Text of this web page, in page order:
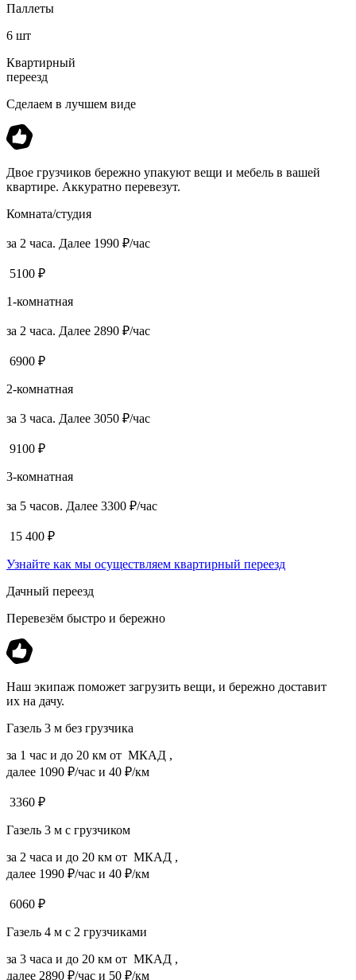
Паллеты
6 шт
Квартирный
переезд
Сделаем в лучшем виде
Двое грузчиков бережно упакуют вещи и мебель в вашей
квартире. Аккуратно перевезут.
Комната/студия
за 2 часа. Далее 1990 ₽/час
5100 ₽
1-комнатная
за 2 часа. Далее 2890 ₽/час
6900 ₽
2-комнатная
за 3 часа. Далее 3050 ₽/час
9100 ₽
3-комнатная
за 5 часов. Далее 3300 ₽/час
15 400 ₽
Узнайте как мы осуществляем квартирный переезд
Дачный переезд
Перевезём быстро и бережно
Наш экипаж поможет загрузить вещи, и бережно доставит
их на дачу.
Газель 3 м без грузчика
за 1 час и до 20 км от МКАД ,
далее 1090 ₽/час и 40 ₽/км
3360 ₽
Газель 3 м с грузчиком
за 2 часа и до 20 км от МКАД ,
далее 1990 ₽/час и 40 ₽/км
6060 ₽
Газель 4 м с 2 грузчиками
за 3 часа и до 20 км от МКАД ,
далее 2890 ₽/час и 50 ₽/км